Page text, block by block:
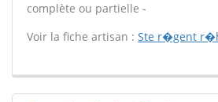
complète ou partielle -
Voir la fiche artisan : Ste r�gent